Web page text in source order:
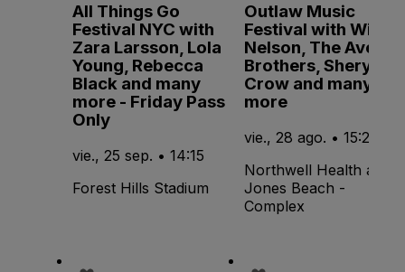
All Things Go
Festival NYC with
Zara Larsson, Lola
Young, Rebecca
Black and many
more - Friday Pass
Only
vie., 25 sep. • 14:15
Forest Hills Stadium
Outlaw Music
Festival with Willie
Nelson, The Avett
Brothers, Sheryl
Crow and many
more
vie., 28 ago. • 15:20
Northwell Health at
Jones Beach -
Complex